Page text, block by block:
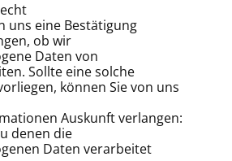
uns eine Bestätigung
ob wir
Daten von
Sollte eine solche
können Sie von uns
Auskunft verlangen:
denen die
Daten verarbeitet